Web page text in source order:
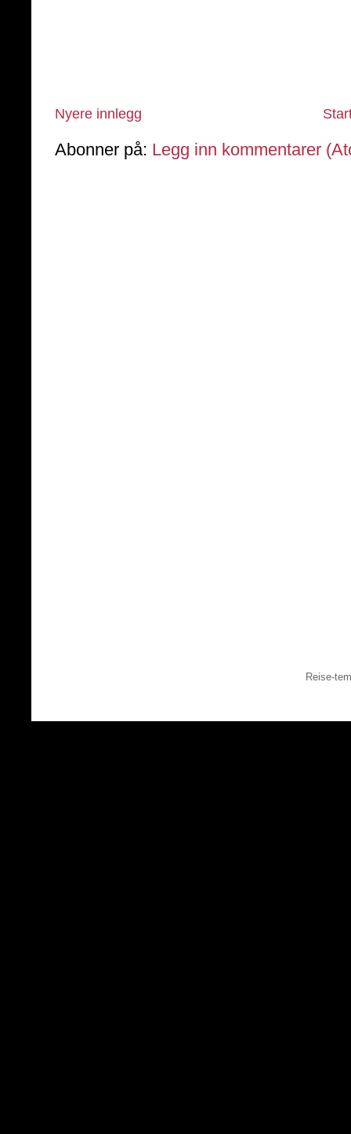
Nyere innlegg
Abonner på: Legg inn kommentarer
Reise-